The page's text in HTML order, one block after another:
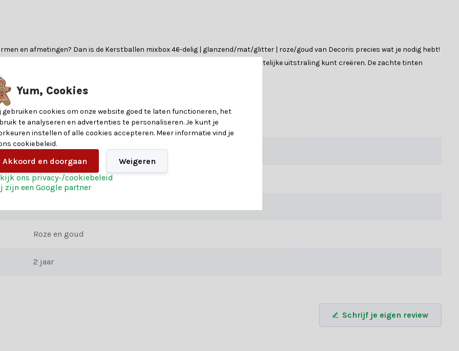
en afmetingen? Dan is de Kerstballen mixbox 46-delig | glanzend/mat/glitter | roze/goud van Decoris precies wat je nodig hebt!
en elegante pegels, waarmee je een perfect gebalanceerde en feestelijke uitstraling kunt creëren. De zachte tinten
en kunststof, wat zorgt voor een luxueuze uitstraling en duurzaamheid. De set bevat:
onze handige keuzehulp om de perfecte kerstdecoratie te vinden die past bij jouw stijl en voorkeuren.
8720194929612
Diverse maten
Roze en goud
2 jaar
Schrijf je eigen review
Yum, Cookies
gebruiken cookies om onze website goed te laten functioneren, het
te analyseren en advertenties te personaliseren. Je kunt je
instellen of alle cookies accepteren. Meer informatie vind je
cookiebeleid.
Akkoord en doorgaan
Weigeren
ons privacy-/cookiebeleid
zijn een Google partner